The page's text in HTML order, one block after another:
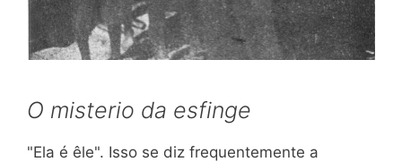
O misterio da esfinge
"Ela é êle". Isso se diz frequentemente a